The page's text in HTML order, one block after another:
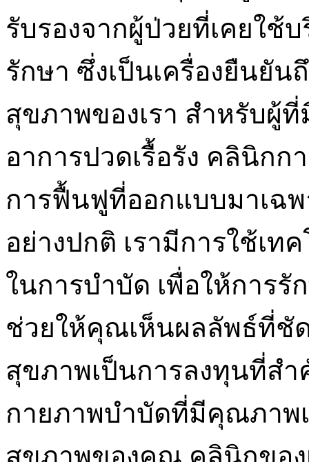
รับรองจากผู้ป่วยที่เคยใช้
รักษา ซึ่งเป็นเครื่องยืนยั
สุขภาพของเรา สำหรับผู้
อาการปวดเรื้อรัง คลินิก
การฟื้นฟูที่ออกแบบมาเฉ
อย่างปกติ เรามีการใช้เท
ในการบำบัด เพื่อให้การ
ช่วยให้คุณเห็นผลลัพธ์ที่ชัด
สุขภาพเป็นการลงทุนที่ส
กายภาพบำบัดที่มีคุณภาพ